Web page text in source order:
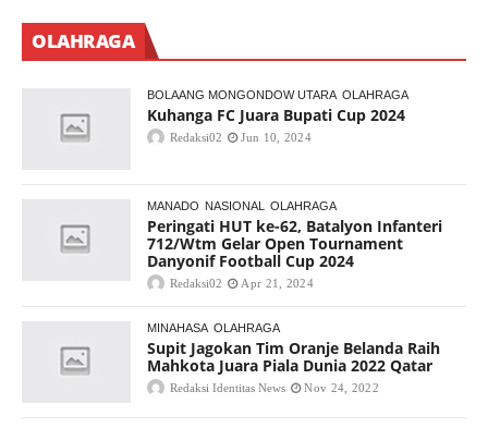
OLAHRAGA
BOLAANG MONGONDOW UTARA OLAHRAGA
Kuhanga FC Juara Bupati Cup 2024
Redaksi02 Jun 10, 2024
MANADO NASIONAL OLAHRAGA
Peringati HUT ke-62, Batalyon Infanteri
712/Wtm Gelar Open Tournament
Danyonif Football Cup 2024
Redaksi02 Apr 21, 2024
MINAHASA OLAHRAGA
Supit Jagokan Tim Oranje Belanda Raih
Mahkota Juara Piala Dunia 2022 Qatar
Redaksi Identitas News Nov 24, 2022